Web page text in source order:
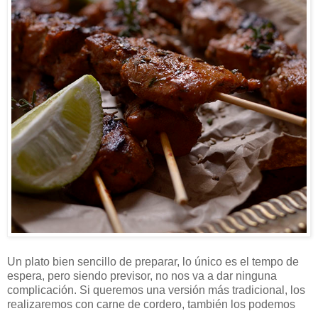
Un plato bien sencillo de preparar, lo único es el tempo de
espera, pero siendo previsor, no nos va a dar ninguna
complicación. Si queremos una versión más tradicional, los
realizaremos con carne de cordero, también los podemos